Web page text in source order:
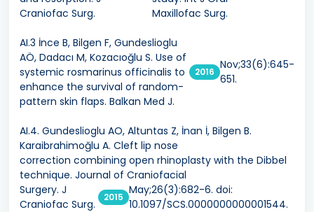
Craniofac Surg.
Maxillofac Surg.
AI.3 İnce B, Bilgen F, Gundeslioglu
AÖ, Dadacı M, Kozacıoğlu S. Use of
systemic rosmarinus officinalis to
enhance the survival of random-
pattern skin flaps. Balkan Med J.
2016
Nov;33(6):645-
651.
AI.4. Gundeslioglu AO, Altuntas Z, İnan İ, Bilgen B.
Karaibrahimoğlu A. Cleft lip nose
correction combining open rhinoplasty with the Dibbel
technique. Journal of Craniofacial
Surgery. J
Craniofac Surg.
2015
May;26(3):682-6. doi:
10.1097/SCS.0000000000001544.